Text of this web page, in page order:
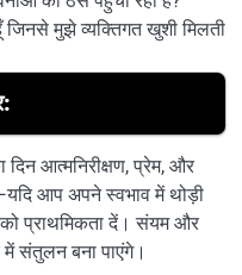
जिनसे मुझे व्यक्तिगत खुशी मिलती
आत्मनिरीक्षण, प्रेम, और
आप अपने स्वभाव में थोड़ी
को प्राथमिकता दें। संयम और
संतुलन बना पाएंगे।